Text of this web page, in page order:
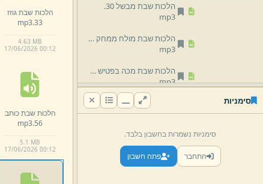
הלכות שבת מבשל 30.
mp3
הלכות שבת מולח ממחק 50.
mp3
הלכות שבת מכה בפטיש 67.
mp3
הלכות שבת מכה בפטיש 68.
mp3
mp3
הלכות שבת מלבן 34.
סימניות
סימניות נשמרות בחשבון בלבד.
התחבר פתח חשבון
הלכות שבת גוזז
33.
mp3
4.63 MB
17/06/2026 00:12
הלכות שבת כותב
56.
mp3
5.1 MB
17/06/2026 00:12